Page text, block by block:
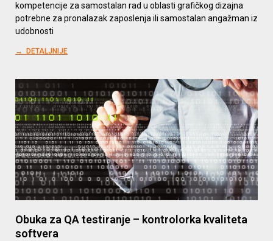
kompetencije za samostalan rad u oblasti grafičkog dizajna
potrebne za pronalazak zaposlenja ili samostalan angažman iz
udobnosti
→ DETALJNIJE
Obuka za QA testiranje – kontrolorka kvaliteta
softvera